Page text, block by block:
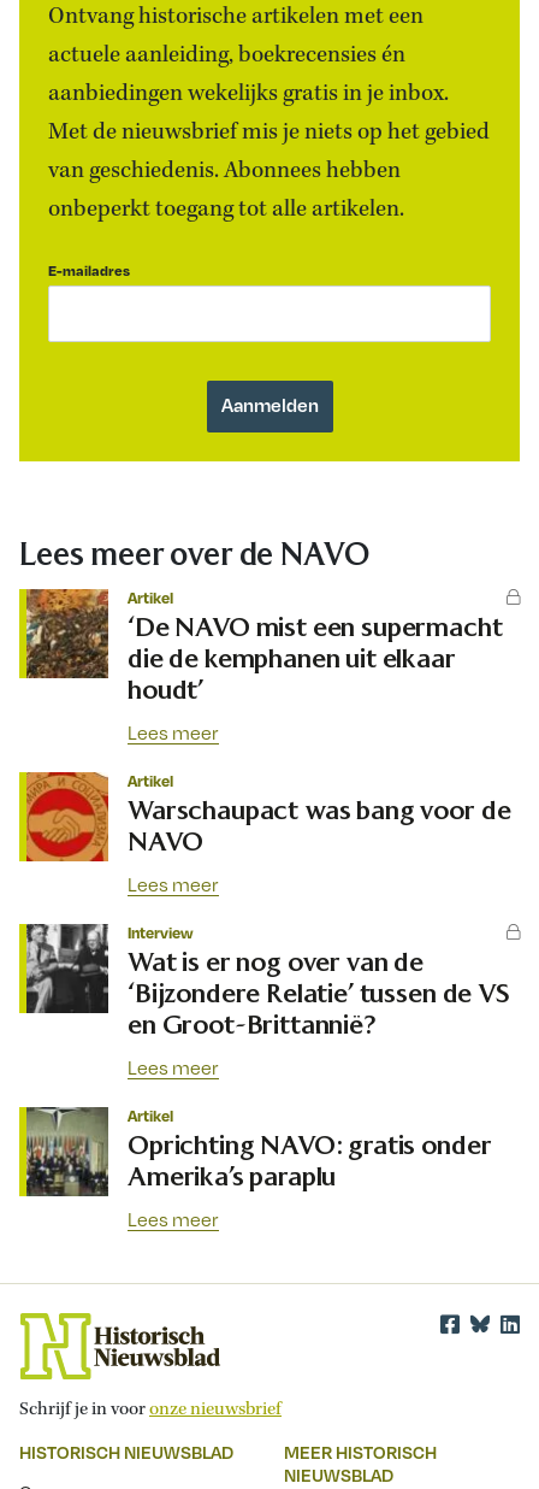
Ontvang historische artikelen met een
actuele aanleiding, boekrecensies én
aanbiedingen wekelijks gratis in je inbox.
Met de nieuwsbrief mis je niets op het gebied
van geschiedenis. Abonnees hebben
onbeperkt toegang tot alle artikelen.
E-mailadres
Lees meer over de NAVO
Artikel
‘De NAVO mist een supermacht
die de kemphanen uit elkaar
houdt’
Lees meer
Artikel
Warschaupact was bang voor de
NAVO
Lees meer
Interview
Wat is er nog over van de
‘Bijzondere Relatie’ tussen de VS
en Groot-Brittannië?
Lees meer
Artikel
Oprichting NAVO: gratis onder
Amerika’s paraplu
Lees meer
Schrijf je in vooronze nieuwsbrief
HISTORISCH NIEUWSBLAD
MEER HISTORISCH
NIEUWSBLAD